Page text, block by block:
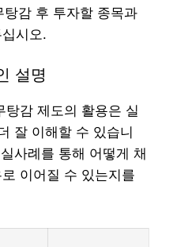
탕감 후 투자할 종목과
시오.
설명
탕감 제도의 활용은 실
잘 이해할 수 있습니
사례를 통해 어떻게 채
이어질 수 있는지를